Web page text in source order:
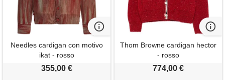
Needles cardigan con motivo
ikat - rosso
355,00 €
Thom Browne cardigan hector
- rosso
774,00 €